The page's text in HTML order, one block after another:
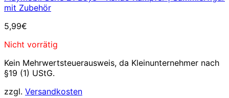
mit Zubehör
5,99€
Nicht vorrätig
Kein Mehrwertsteuerausweis, da Kleinunternehmer nach
§19 (1) UStG.
zzgl. Versandkosten